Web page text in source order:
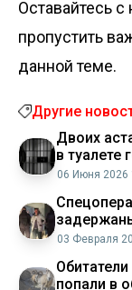
Оставайтесь
пропустить
данной теме.
Другие
Двоих
в туалете
06 Июня 2026
03 Февраля
попали в